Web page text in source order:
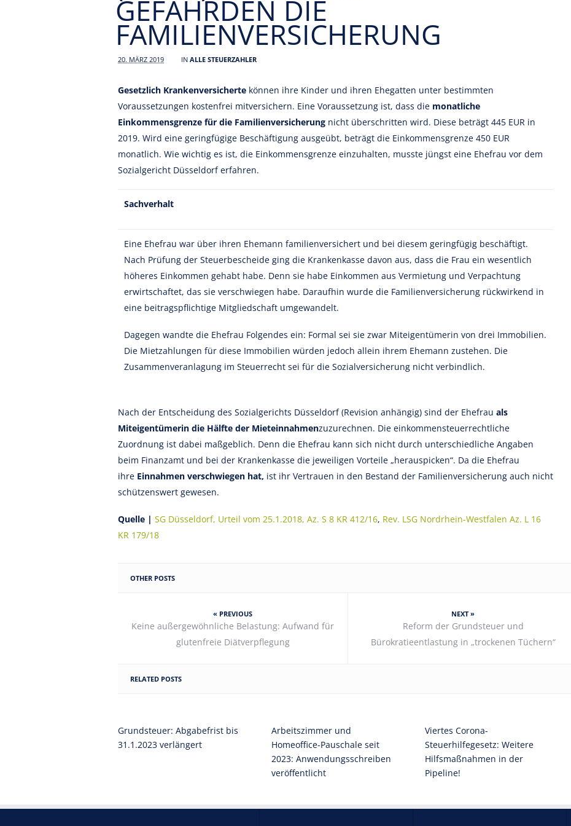
GEFÄHRDEN DIE
FAMILIENVERSICHERUNG
20. MÄRZ 2019 IN ALLE STEUERZAHLER
Gesetzlich Krankenversicherte können ihre Kinder und ihren Ehegatten unter bestimmten
Voraussetzungen kostenfrei mitversichern. Eine Voraussetzung ist, dass die monatliche
Einkommensgrenze für die Familienversicherung nicht überschritten wird. Diese beträgt 445 EUR in
2019. Wird eine geringfügige Beschäftigung ausgeübt, beträgt die Einkommensgrenze 450 EUR
monatlich. Wie wichtig es ist, die Einkommensgrenze einzuhalten, musste jüngst eine Ehefrau vor dem
Sozialgericht Düsseldorf erfahren.
Sachverhalt
Eine Ehefrau war über ihren Ehemann familienversichert und bei diesem geringfügig beschäftigt.
Nach Prüfung der Steuerbescheide ging die Krankenkasse davon aus, dass die Frau ein wesentlich
höheres Einkommen gehabt habe. Denn sie habe Einkommen aus Vermietung und Verpachtung
erwirtschaftet, das sie verschwiegen habe. Daraufhin wurde die Familienversicherung rückwirkend in
eine beitragspflichtige Mitgliedschaft umgewandelt.
Dagegen wandte die Ehefrau Folgendes ein: Formal sei sie zwar Miteigentümerin von drei Immobilien.
Die Mietzahlungen für diese Immobilien würden jedoch allein ihrem Ehemann zustehen. Die
Zusammenveranlagung im Steuerrecht sei für die Sozialversicherung nicht verbindlich.
Nach der Entscheidung des Sozialgerichts Düsseldorf (Revision anhängig) sind der Ehefrau als
Miteigentümerin die Hälfte der Mieteinnahmenzuzurechnen. Die einkommensteuerrechtliche
Zuordnung ist dabei maßgeblich. Denn die Ehefrau kann sich nicht durch unterschiedliche Angaben
beim Finanzamt und bei der Krankenkasse die jeweiligen Vorteile „herauspicken“. Da die Ehefrau
ihre Einnahmen verschwiegen hat, ist ihr Vertrauen in den Bestand der Familienversicherung auch nicht
schützenswert gewesen.
Quelle | SG Düsseldorf, Urteil vom 25.1.2018, Az. S 8 KR 412/16, Rev. LSG Nordrhein-Westfalen Az. L 16
KR 179/18
OTHER POSTS
« PREVIOUS
Keine außergewöhnliche Belastung: Aufwand für
glutenfreie Diätverpflegung
NEXT »
Reform der Grundsteuer und
Bürokratieentlastung in „trockenen Tüchern“
RELATED POSTS
Grundsteuer: Abgabefrist bis
31.1.2023 verlängert
Arbeitszimmer und
Homeoffice-Pauschale seit
2023: Anwendungsschreiben
veröffentlicht
Viertes Corona-
Steuerhilfegesetz: Weitere
Hilfsmaßnahmen in der
Pipeline!